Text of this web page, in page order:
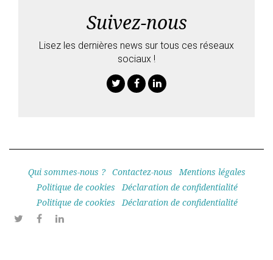
Suivez-nous
Lisez les dernières news sur tous ces réseaux
sociaux !
Qui sommes-nous ? Contactez-nous
Mentions légales
Politique de cookies
Déclaration de confidentialité
Politique de cookies
Déclaration de confidentialité